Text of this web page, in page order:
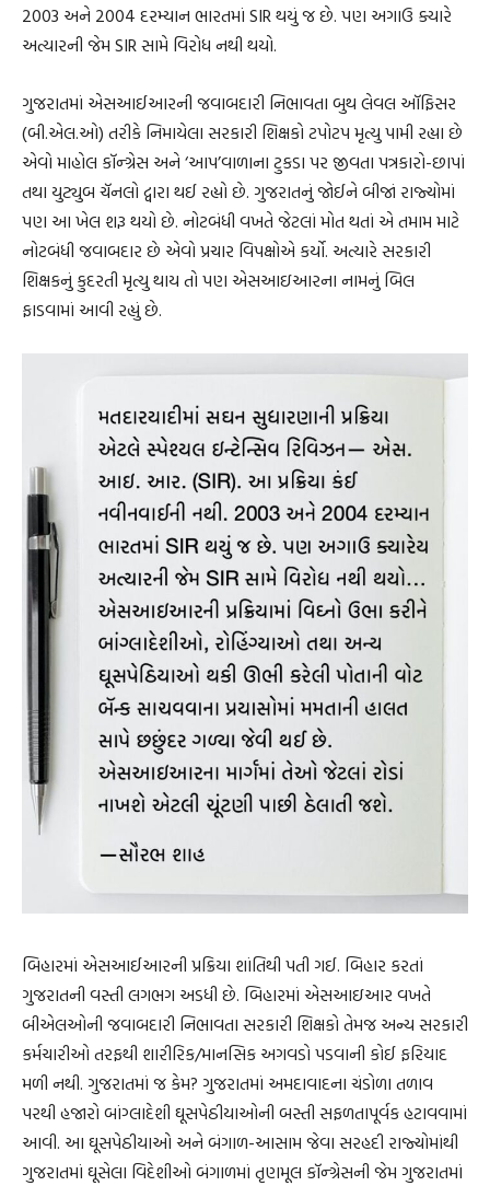
2003 અને 2004 દરમ્યાન ભારતમાં SIR થયું જ છે. પણ અગાઉ ક્યારે
અત્યારની જેમ SIR સામે વિરોધ નથી થયો.
ગુજરાતમાં એસઆઈઆરની જવાબદારી નિભાવતા બુથ લેવલ ઑફિસર
(બી.એલ.ઓ) તરીકે નિમાયેલા સરકારી શિક્ષકો ટપોટપ મૃત્યુ પામી રહ્યા છે
એવો માહોલ કૉન્ગ્રેસ અને ‘આપ’વાળાના ટુકડા પર જીવતા પત્રકારો-છાપાં
તથા યુટ્યુબ ચૅનલો દ્વારા થઈ રહ્યો છે. ગુજરાતનું જોઈને બીજાં રાજ્યોમાં
પણ આ ખેલ શરૂ થયો છે. નોટબંધી વખતે જેટલાં મોત થતાં એ તમામ માટે
નોટબંધી જવાબદાર છે એવો પ્રચાર વિપક્ષોએ કર્યો. અત્યારે સરકારી
શિક્ષકનું કુદરતી મૃત્યુ થાય તો પણ એસઆઇઆરના નામનું બિલ
ફાડવામાં આવી રહ્યું છે.
બિહારમાં એસઆઈઆરની પ્રક્રિયા શાંતિથી પતી ગઈ. બિહાર કરતાં
ગુજરાતની વસ્તી લગભગ અડધી છે. બિહારમાં એસઆઇઆર વખતે
બીએલઓની જવાબદારી નિભાવતા સરકારી શિક્ષકો તેમજ અન્ય સરકારી
કર્મચારીઓ તરફથી શારીરિક/માનસિક અગવડો પડવાની કોઈ ફરિયાદ
મળી નથી. ગુજરાતમાં જ કેમ? ગુજરાતમાં અમદાવાદના ચંડોળા તળાવ
પરથી હજારો બાંગ્લાદેશી ઘૂસપેઠીયાઓની બસ્તી સફળતાપૂર્વક હટાવવામાં
આવી. આ ઘૂસપેઠીયાઓ અને બંગાળ-આસામ જેવા સરહદી રાજ્યોમાંથી
ગુજરાતમાં ઘૂસેલા વિદેશીઓ બંગાળમાં તૃણમૂલ કૉન્ગ્રેસની જેમ ગુજરાતમાં